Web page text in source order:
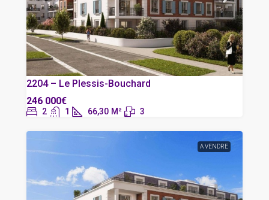
2204 – Le Plessis-Bouchard
246 000€
2 1 66,30 M² 3
A VENDRE